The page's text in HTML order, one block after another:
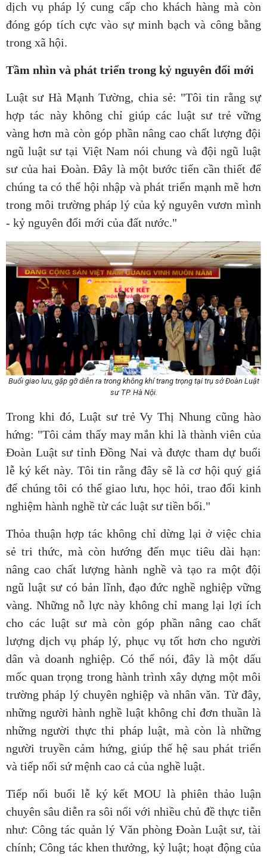
dịch vụ pháp lý cung cấp cho khách hàng mà còn
đóng góp tích cực vào sự minh bạch và công bằng
trong xã hội.
Tầm nhìn và phát triển trong kỷ nguyên đổi mới
Luật sư Hà Mạnh Tường, chia sẻ: "Tôi tin rằng sự
hợp tác này không chỉ giúp các luật sư trẻ vững
vàng hơn mà còn góp phần nâng cao chất lượng đội
ngũ luật sư tại Việt Nam nói chung và đội ngũ luật
sư của hai Đoàn. Đây là một bước tiến cần thiết để
chúng ta có thể hội nhập và phát triển mạnh mẽ hơn
trong môi trường pháp lý của kỷ nguyên vươn mình
- kỷ nguyên đổi mới của đất nước."
Buổi giao lưu, gặp gỡ diễn ra trong không khí trang trọng tại trụ sở Đoàn Luật
sư TP. Hà Nội.
Trong khi đó, Luật sư trẻ Vy Thị Nhung cũng hào
hứng: "Tôi cảm thấy may mắn khi là thành viên của
Đoàn Luật sư tỉnh Đồng Nai và được tham dự buổi
lễ ký kết này. Tôi tin rằng đây sẽ là cơ hội quý giá
để chúng tôi có thể giao lưu, học hỏi, trao đổi kinh
nghiệm hành nghề từ các luật sư tiền bối."
Thỏa thuận hợp tác không chỉ dừng lại ở việc chia
sẻ tri thức, mà còn hướng đến mục tiêu dài hạn:
nâng cao chất lượng hành nghề và tạo ra một đội
ngũ luật sư có bản lĩnh, đạo đức nghề nghiệp vững
vàng. Những nỗ lực này không chỉ mang lại lợi ích
cho các luật sư mà còn góp phần nâng cao chất
lượng dịch vụ pháp lý, phục vụ tốt hơn cho người
dân và doanh nghiệp. Có thể nói, đây là một dấu
mốc quan trọng trong hành trình xây dựng một môi
trường pháp lý chuyên nghiệp và nhân văn. Từ đây,
những người hành nghề luật không chỉ đơn thuần là
những người thực thi pháp luật, mà còn là những
người truyền cảm hứng, giúp thế hệ sau phát triển
và tiếp nối sứ mệnh cao cả của nghề luật.
Tiếp nối buổi lễ ký kết MOU là phiên thảo luận
chuyên sâu diễn ra sôi nổi với nhiều chủ đề thực tiễn
như: Công tác quản lý Văn phòng Đoàn Luật sư, tài
chính; Công tác khen thưởng, kỷ luật; hoạt động của